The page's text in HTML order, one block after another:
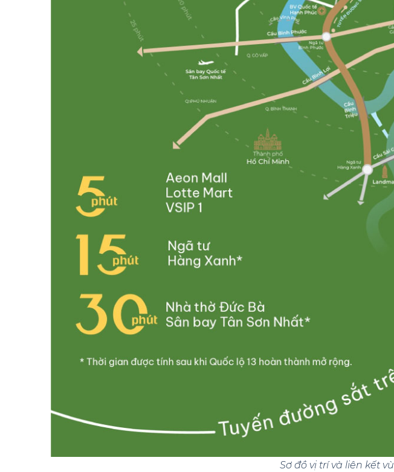
Sơ đồ vị trí và liên kết